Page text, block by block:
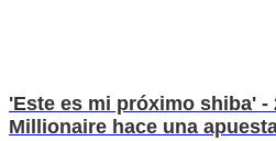
'Este es mi próximo shiba' -
Millionaire hace una